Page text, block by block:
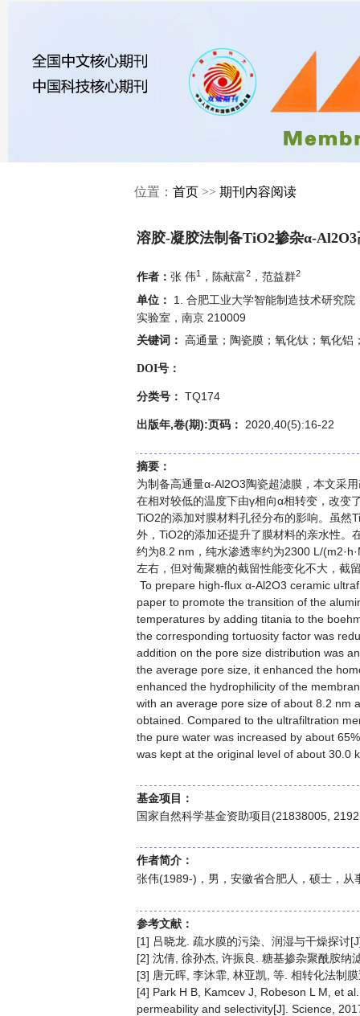
位置： 首页 >> 期刊内容阅读
溶胶-凝胶法制备TiO2掺杂α-
作者： 张 伟1 ，陈献富2 ，范益群2
单位：
1. 合肥工业大学智能制造技术研究
实验室，南京 210009
关键词： 高通量；陶瓷膜；氧化钛；氧化铝
DOI号：
分类号： TQ174
出版年,卷(期):页码： 2020,40(5):16-22
摘要：
为制备高通量α-Al2O3陶瓷超滤膜，本文采
在相对较低的温度下由γ相向α相转变，改变
TiO2的添加对膜材料孔径分布的影响。虽然
外，TiO2的添加还提升了膜材料的亲水性。
约为8.2 nm，纯水渗透率约为2300 L/
左右，但对葡聚糖的截留性能变化不大，截
To prepare high-flux α-Al2O3 ceramic
paper to promote the transition of the
temperatures by adding titania to the
the corresponding tortuosity factor was
addition on the pore size distribution was
the average pore size, it enhanced the
enhanced the hydrophilicity of the
with an average pore size of about 8.2 nm
obtained. Compared to the ultrafiltration
the pure water was increased by about
was kept at the original level of about 30.0
基金项目：
国家自然科学基金资助项目(21838005,
作者简介：
张伟(1989-)，男，安徽省合肥人，硕士，
参考文献：
[1] 吕晓龙. 疏水膜的污染、润湿与干燥探讨
[2] 沈倩, 徐孙杰, 许振良. 糖基掺杂聚酰胺
[3] 唐元晖, 李沐霏, 林亚凯, 等. 相转化法制
[4] Park H B, Kamcev J, Robeson L M, et
permeability and selectivity[J]. Science,